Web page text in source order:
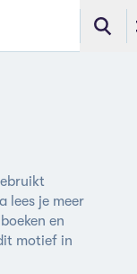
lees je meer
en
motief in